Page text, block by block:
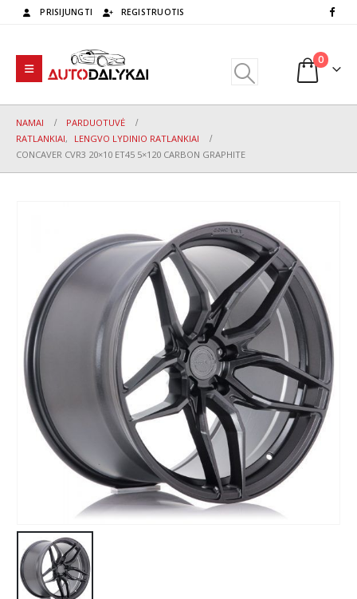
PRISIJUNGTI REGISTRUOTIS
0
NAMAI
PARDUOTUVĖ
RATLANKIAI,
LENGVO LYDINIO RATLANKIAI
CONCAVER CVR3 20×10 ET45 5×120 CARBON GRAPHITE